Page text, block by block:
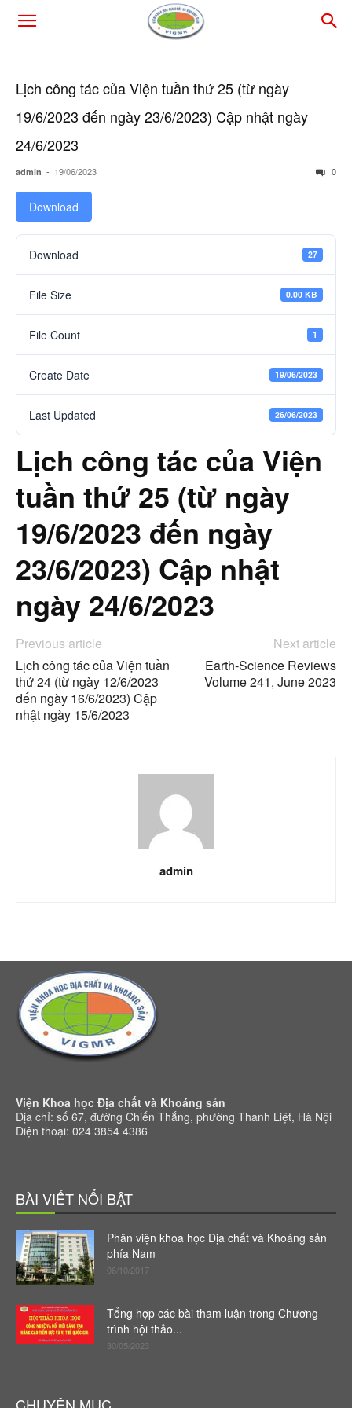
Lịch công tác của Viện tuần thứ 25 (từ ngày
19/6/2023 đến ngày 23/6/2023) Cập nhật ngày
24/6/2023
admin - 19/06/2023 0
Download
Download 27
File Size 0.00 KB
File Count 1
Create Date 19/06/2023
Last Updated 26/06/2023
Lịch công tác của Viện
tuần thứ 25 (từ ngày
19/6/2023 đến ngày
23/6/2023) Cập nhật
ngày 24/6/2023
Previous article
Lịch công tác của Viện tuần
thứ 24 (từ ngày 12/6/2023
đến ngày 16/6/2023) Cập
nhật ngày 15/6/2023
Next article
Earth-Science Reviews
Volume 241, June 2023
admin
Viện Khoa học Địa chất và Khoáng sản
Địa chỉ: số 67, đường Chiến Thắng, phường Thanh Liệt, Hà Nội
Điện thoại: 024 3854 4386
BÀI VIẾT NỔI BẬT
Phân viện khoa học Địa chất và Khoáng sản
phía Nam
06/10/2017
Tổng hợp các bài tham luận trong Chương
trình hội thảo...
30/05/2023